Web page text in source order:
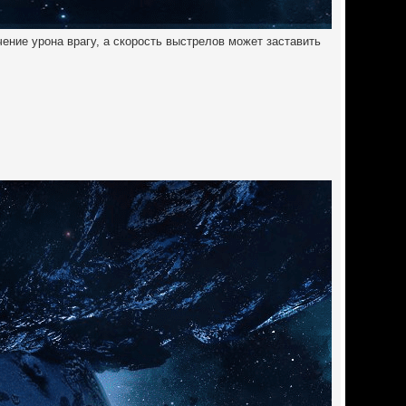
урона врагу, а скорость выстрелов может заставить